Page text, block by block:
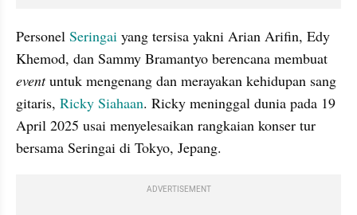
Personel Seringai yang tersisa yakni Arian Arifin, Edy
Khemod, dan Sammy Bramantyo berencana membuat
event untuk mengenang dan merayakan kehidupan sang
gitaris, Ricky Siahaan. Ricky meninggal dunia pada 19
April 2025 usai menyelesaikan rangkaian konser tur
bersama Seringai di Tokyo, Jepang.
ADVERTISEMENT